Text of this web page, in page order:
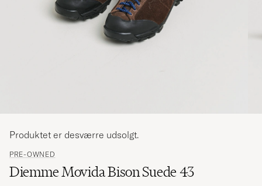
PRE-OWNED
Diemme Movida Bison Suede 43
Produktet er desværre udsolgt.